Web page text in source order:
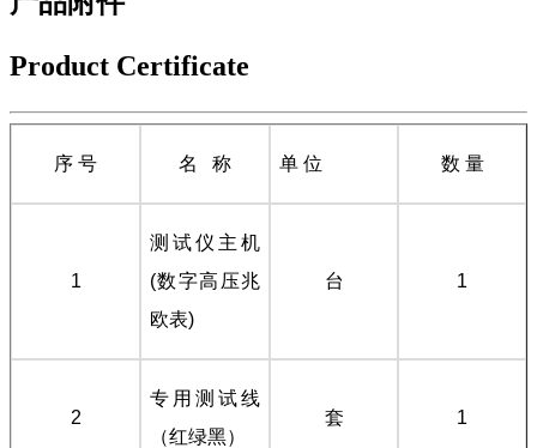
Product Certificate
序 号 名 称 单 位 数 量
1
测试仪主机
(数字高压兆
欧表)
台 1
2
专用测试线
（红绿黑）
套 1